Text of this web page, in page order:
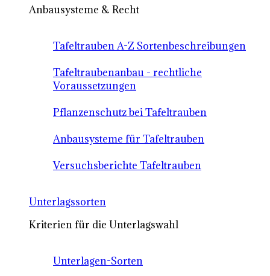
Anbausysteme & Recht
Tafeltrauben A-Z Sortenbeschreibungen
Tafeltraubenanbau - rechtliche
Voraussetzungen
Pflanzenschutz bei Tafeltrauben
Anbausysteme für Tafeltrauben
Versuchsberichte Tafeltrauben
Unterlagssorten
Kriterien für die Unterlagswahl
Unterlagen-Sorten